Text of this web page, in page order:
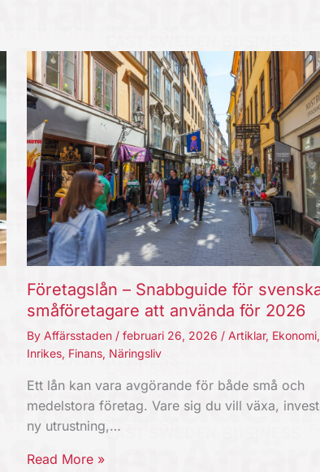
Företagslån – Snabbguide för
småföretagare att använda för 2026
By Affärsstaden / februari 26, 2026 / Artiklar, Ekonomi
Inrikes, Finans, Näringsliv
Ett lån kan vara avgörande för både små och
medelstora företag. Vare sig du vill växa,
ny utrustning,…
Read More »